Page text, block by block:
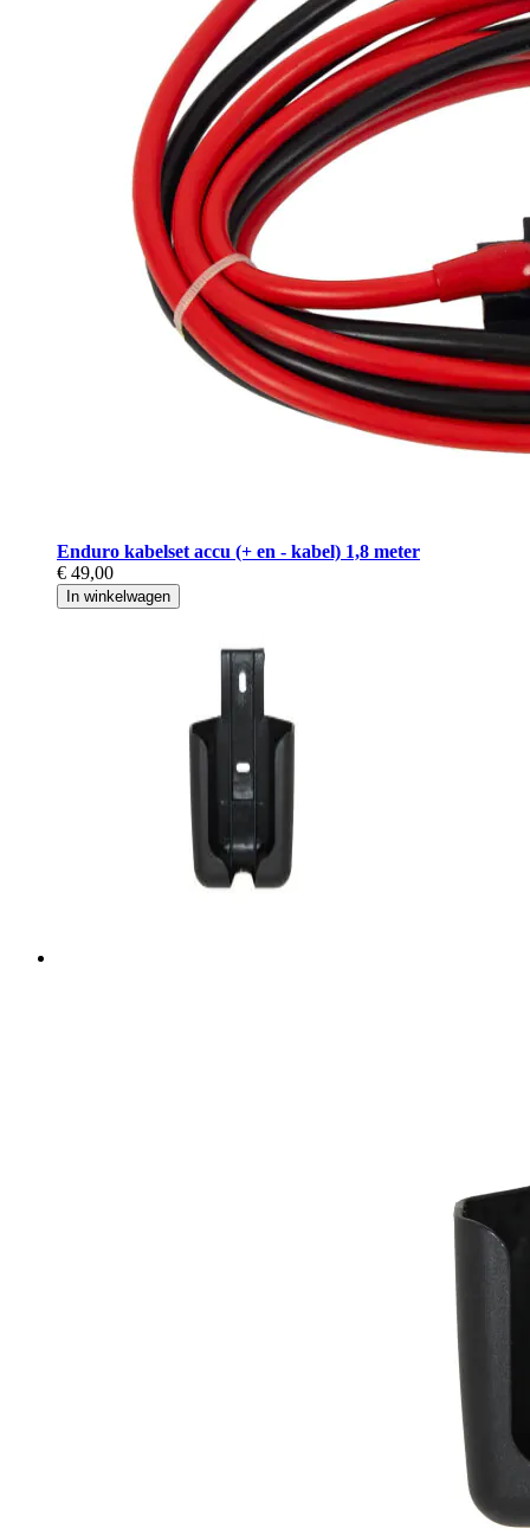
Enduro kabelset accu (+ en - kabel) 1,8 meter
€ 49,00
In winkelwagen